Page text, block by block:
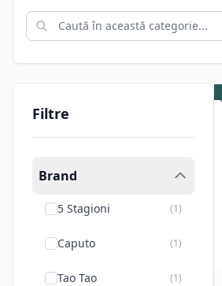
Filtre
Brand
5 Stagioni (1)
Caputo (1)
Tao Tao (1)